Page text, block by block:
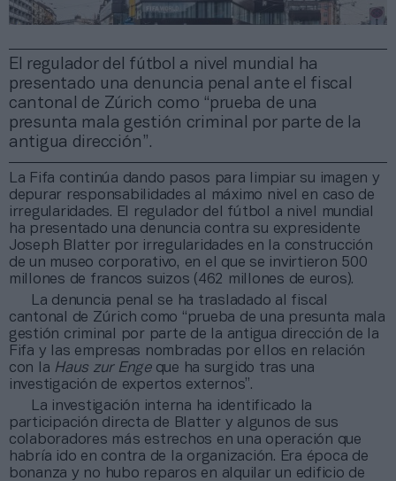
El regulador del fútbol a nivel mundial ha
presentado una denuncia penal ante el fiscal
cantonal de Zúrich como “prueba de una
presunta mala gestión criminal por parte de la
antigua dirección”.
La Fifa continúa dando pasos para limpiar su imagen y
depurar responsabilidades al máximo nivel en caso de
irregularidades. El regulador del fútbol a nivel mundial
ha presentado una denuncia contra su expresidente
Joseph Blatter por irregularidades en la construcción
de un museo corporativo, en el que se invirtieron 500
millones de francos suizos (462 millones de euros).
La denuncia penal se ha trasladado al fiscal
cantonal de Zúrich como “prueba de una presunta mala
gestión criminal por parte de la antigua dirección de la
Fifa y las empresas nombradas por ellos en relación
con la Haus zur Engeque ha surgido tras una
investigación de expertos externos”.
La investigación interna ha identificado la
participación directa de Blatter y algunos de sus
colaboradores más estrechos en una operación que
habría ido en contra de la organización. Era época de
bonanza y no hubo reparos en alquilar un edificio de